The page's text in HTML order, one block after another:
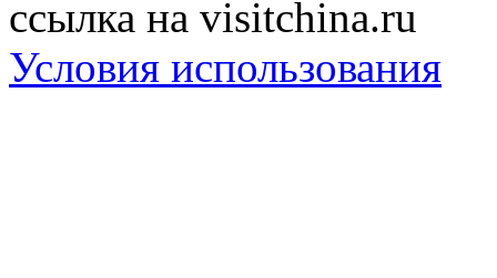
ссылка на visitchina.ru
Условия использования